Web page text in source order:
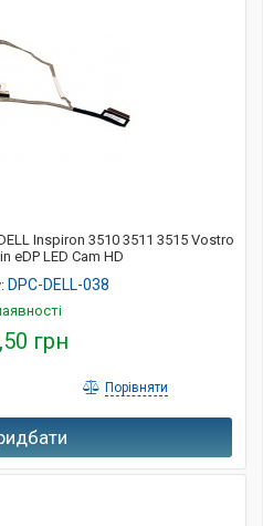
Inspiron 3510 3511 3515 Vostro
eDP LED Cam HD
DPC-DELL-038
грн
Порівняти